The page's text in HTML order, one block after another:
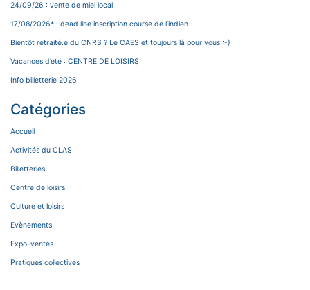
24/09/26 : vente de miel local
17/08/2026* : dead line inscription course de l’indien
Bientôt retraité.e du CNRS ? Le CAES et toujours là pour vous :-)
Vacances d’été : CENTRE DE LOISIRS
Info billetterie 2026
Catégories
Accueil
Activités du CLAS
Billetteries
Centre de loisirs
Culture et loisirs
Evènements
Expo-ventes
Pratiques collectives